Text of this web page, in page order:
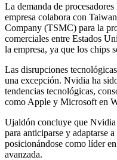
La demanda de
empresa colabora con
Company (TSMC) para la
comerciales entre Estados
la empresa, ya que los chips
Las disrupciones
una excepción. Nvidia ha
tendencias tecnológicas,
como Apple y Microsoft en
Ujaldón concluye que Nvidia
para anticiparse y adaptarse
posicionándose como líder
avanzada.